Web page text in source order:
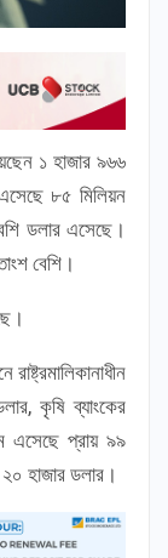
১ হাজার ৯৬৬
৮৫ মিলিয়ন
ডলার এসেছে।
বেশি।
কৃষি ব্যাংকের
এসেছে প্রায় ৯৯
হাজার ডলার।